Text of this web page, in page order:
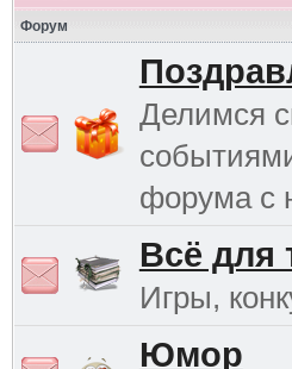
Форум
Делимся
форума с
Всё для
Игры,
Юмор